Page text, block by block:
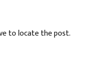
to locate the post.